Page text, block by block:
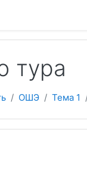
тура
ОШЭ Тема 1